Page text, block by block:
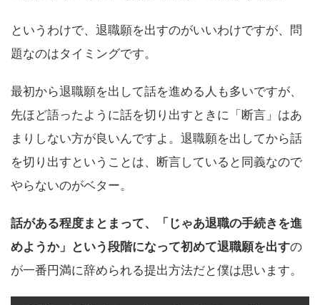
というわけで、退職願を出すのがいいわけですが、問
題なのはタイミングです。
最初から退職願を出して話を進める人も多いですが、
先ほど語ったように話を切り出すときに「断言」はあ
まりしない方が良いんですよ。退職願を出してから話
を切り出すということは、断言していると同義なので
やらないのがベター。
話がある程度まとまって、「じゃあ退職の手続きを進
めようか」という段階になって初めて退職願を出すの
が一番円満に辞められる提出方法だと僕は思います。